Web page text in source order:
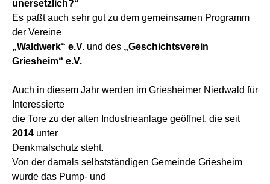
unersetzlich?“
Es paßt auch sehr gut zu dem gemeinsamen Programm
der Vereine
„Waldwerk“ e.V. und des „Geschichtsverein
Griesheim“ e.V.
Auch in diesem Jahr werden im Griesheimer Niedwald für
Interessierte
die Tore zu der alten Industrieanlage geöffnet, die seit
2014 unter
Denkmalschutz steht.
Von der damals selbstständigen Gemeinde Griesheim
wurde das Pump- und